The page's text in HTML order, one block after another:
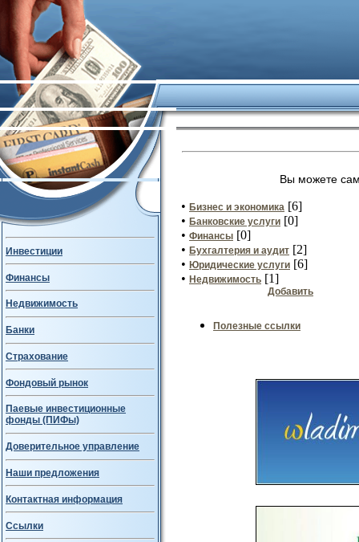
Инвестиции
Финансы
Недвижимость
Банки
Страхование
Фондовый рынок
Паевые инвестиционные
фонды (ПИФы)
Доверительное управление
Наши предложения
Контактная информация
Ссылки
Вы можете
• Бизнес и экономика [6]
• Банковские услуги [0]
• Финансы [0]
• Бухгалтерия и аудит [2]
• Юридические услуги [6]
• Недвижимость [1]
Добавить
Полезные ссылки